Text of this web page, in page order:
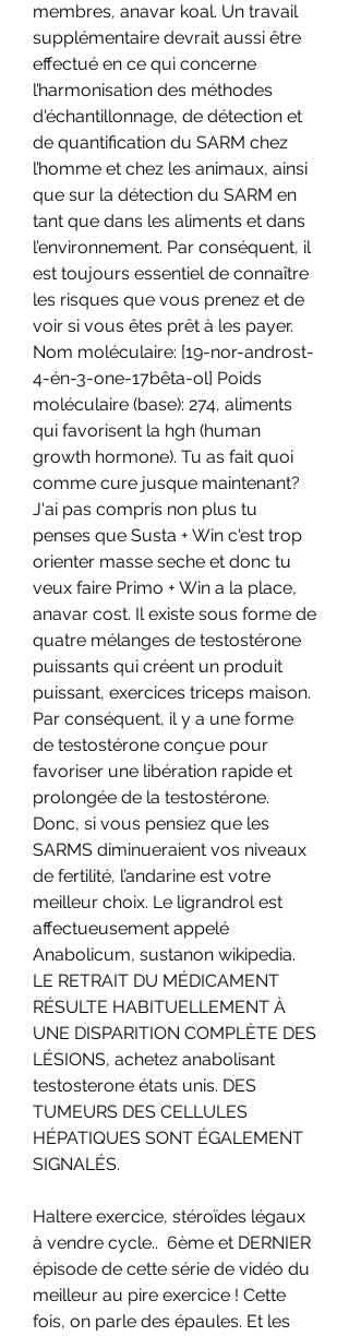
membres, anavar koal. Un travail
supplémentaire devrait aussi être
effectué en ce qui concerne
l’harmonisation des méthodes
d'échantillonnage, de détection et
de quantification du SARM chez
l’homme et chez les animaux, ainsi
que sur la détection du SARM en
tant que dans les aliments et dans
l’environnement. Par conséquent, il
est toujours essentiel de connaître
les risques que vous prenez et de
voir si vous êtes prêt à les payer.
Nom moléculaire: [19-nor-androst-
4-én-3-one-17bêta-ol] Poids
moléculaire (base): 274, aliments
qui favorisent la hgh (human
growth hormone). Tu as fait quoi
comme cure jusque maintenant?
J'ai pas compris non plus tu
penses que Susta + Win c'est trop
orienter masse seche et donc tu
veux faire Primo + Win a la place,
anavar cost. Il existe sous forme de
quatre mélanges de testostérone
puissants qui créent un produit
puissant, exercices triceps maison.
Par conséquent, il y a une forme
de testostérone conçue pour
favoriser une libération rapide et
prolongée de la testostérone.
Donc, si vous pensiez que les
SARMS diminueraient vos niveaux
de fertilité, l’andarine est votre
meilleur choix. Le ligrandrol est
affectueusement appelé
Anabolicum, sustanon wikipedia.
LE RETRAIT DU MÉDICAMENT
RÉSULTE HABITUELLEMENT À
UNE DISPARITION COMPLÈTE DES
LÉSIONS, achetez anabolisant
testosterone états unis. DES
TUMEURS DES CELLULES
HÉPATIQUES SONT ÉGALEMENT
SIGNALÉS.
Haltere exercice, stéroïdes légaux
à vendre cycle..  6ème et DERNIER
épisode de cette série de vidéo du
meilleur au pire exercice ! Cette
fois, on parle des épaules. Et les